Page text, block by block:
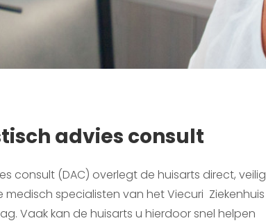
advies consult
consult (DAC) overlegt de huisarts direct, veilig
specialisten van het Viecuri Ziekenhuis
Vaak kan de huisarts u hierdoor snel helpen